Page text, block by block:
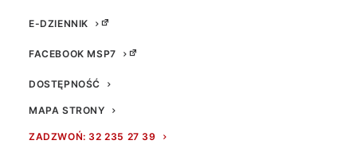
E-DZIENNIK
FACEBOOK MSP7
DOSTĘPNOŚĆ
MAPA STRONY
ZADZWOŃ: 32 235 27 39